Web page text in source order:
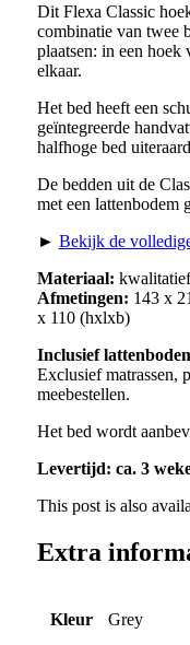
Dit Flexa Classic
combinatie van twee
plaatsen: in een hoek
elkaar.
Het bed heeft een
geïntegreerde
halfhoge bed
De bedden uit de
met een lattenbodem
► Bekijk de
Materiaal:
Afmetingen: 143 x
x 110 (hxlxb)
Inclusief
Exclusief matrassen,
meebestellen.
Het bed wordt
Levertijd: ca. 3
This post is also
Extra
Kleur Grey